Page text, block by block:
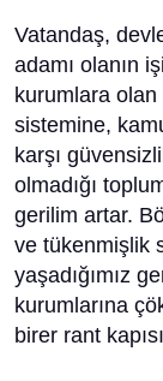
Vatandaş,
adamı olanın
kurumlara olan
sistemine,
karşı
olmadığı
gerilim artar.
ve tükenmişlik
yaşadığımız
kurumlarına
birer rant